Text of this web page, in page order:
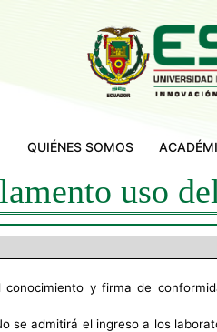
QUIÉNES SOMOS
uso
conocimiento y firma de
se admitirá el ingreso a los